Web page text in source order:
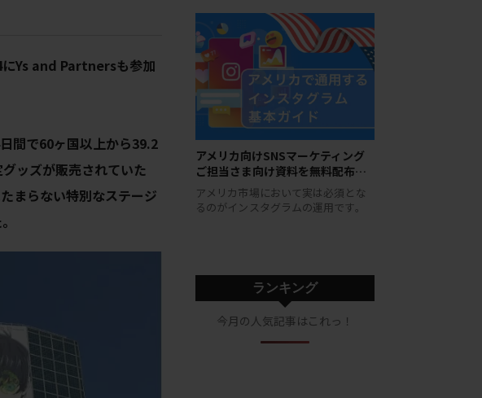
Ys and Partnersも参加
間で60ヶ国以上から39.2
ッズが販売されていた
まらない特別なステージ
アメリカ向けSNSマーケティング
ご担当さま向け資料を無料配布…
アメリカ市場において実は必須とな
るのがインスタグラムの運用です。
ランキング
今月の人気記事はこれっ！